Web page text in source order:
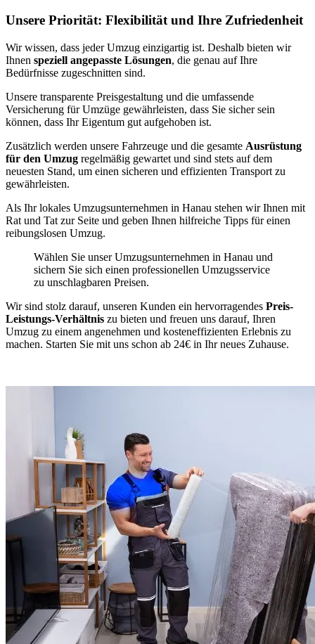
Unsere Priorität: Flexibilität und Ihre Zufriedenheit
Wir wissen, dass jeder Umzug einzigartig ist. Deshalb bieten wir
Ihnen speziell angepasste Lösungen, die genau auf Ihre
Bedürfnisse zugeschnitten sind.
Unsere transparente Preisgestaltung und die umfassende
Versicherung für Umzüge gewährleisten, dass Sie sicher sein
können, dass Ihr Eigentum gut aufgehoben ist.
Zusätzlich werden unsere Fahrzeuge und die gesamte Ausrüstung
für den Umzug regelmäßig gewartet und sind stets auf dem
neuesten Stand, um einen sicheren und effizienten Transport zu
gewährleisten.
Als Ihr lokales Umzugsunternehmen in Hanau stehen wir Ihnen mit
Rat und Tat zur Seite und geben Ihnen hilfreiche Tipps für einen
reibungslosen Umzug.
Wählen Sie unser Umzugsunternehmen in Hanau und
sichern Sie sich einen professionellen Umzugsservice
zu unschlagbaren Preisen.
Wir sind stolz darauf, unseren Kunden ein hervorragendes Preis-
Leistungs-Verhältnis zu bieten und freuen uns darauf, Ihren
Umzug zu einem angenehmen und kosteneffizienten Erlebnis zu
machen. Starten Sie mit uns schon ab 24€ in Ihr neues Zuhause.